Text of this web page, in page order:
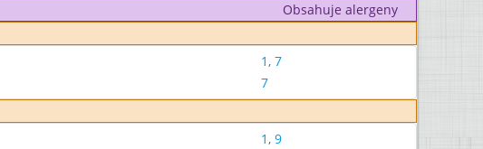
Obsahuje alergeny
1, 7
7
1, 9